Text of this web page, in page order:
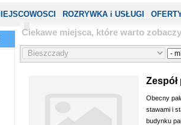
ROZRYWKA i USŁUGI
Ciekawe miejsca, które warto
Zespół
Obecny
stawami i
budynku